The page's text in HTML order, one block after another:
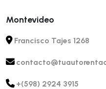
Montevideo
Francisco Tajes 1268
+(598) 2924 3915